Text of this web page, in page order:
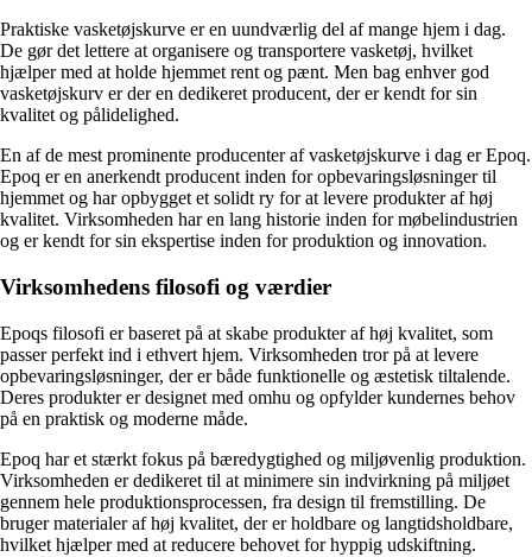
Praktiske vasketøjskurve er en uundværlig del af mange hjem i dag.
De gør det lettere at organisere og transportere vasketøj, hvilket
hjælper med at holde hjemmet rent og pænt. Men bag enhver god
vasketøjskurv er der en dedikeret producent, der er kendt for sin
kvalitet og pålidelighed.
En af de mest prominente producenter af vasketøjskurve i dag er Epoq.
Epoq er en anerkendt producent inden for opbevaringsløsninger til
hjemmet og har opbygget et solidt ry for at levere produkter af høj
kvalitet. Virksomheden har en lang historie inden for møbelindustrien
og er kendt for sin ekspertise inden for produktion og innovation.
Virksomhedens filosofi og værdier
Epoqs filosofi er baseret på at skabe produkter af høj kvalitet, som
passer perfekt ind i ethvert hjem. Virksomheden tror på at levere
opbevaringsløsninger, der er både funktionelle og æstetisk tiltalende.
Deres produkter er designet med omhu og opfylder kundernes behov
på en praktisk og moderne måde.
Epoq har et stærkt fokus på bæredygtighed og miljøvenlig produktion.
Virksomheden er dedikeret til at minimere sin indvirkning på miljøet
gennem hele produktionsprocessen, fra design til fremstilling. De
bruger materialer af høj kvalitet, der er holdbare og langtidsholdbare,
hvilket hjælper med at reducere behovet for hyppig udskiftning.